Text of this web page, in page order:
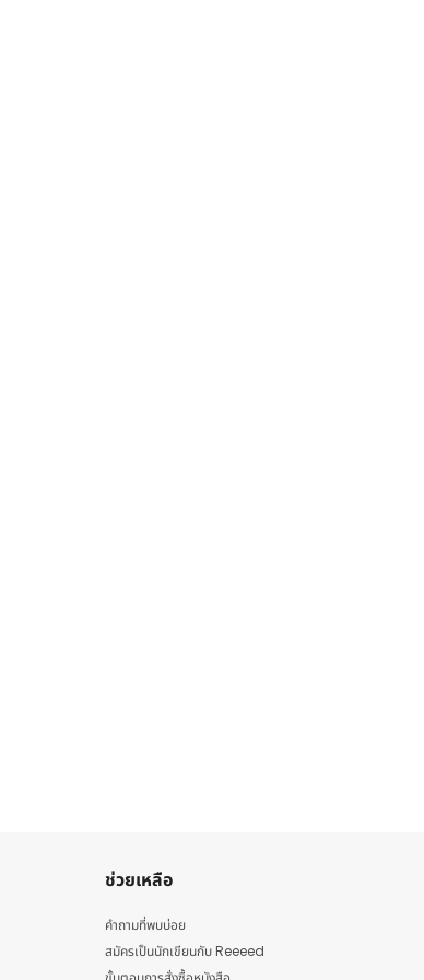
ช่วยเหลือ
คำถามที่พบบ่อย
สมัครเป็นนักเขียนกับ Reeeed